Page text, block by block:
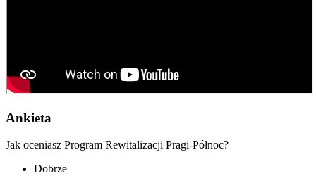
Ankieta
Jak oceniasz Program Rewitalizacji Pragi-Północ?
Dobrze